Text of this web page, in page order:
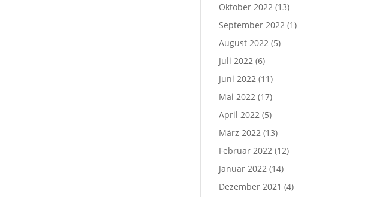
Oktober 2022 (13)
September 2022 (1)
August 2022 (5)
Juli 2022 (6)
Juni 2022 (11)
Mai 2022 (17)
April 2022 (5)
März 2022 (13)
Februar 2022 (12)
Januar 2022 (14)
Dezember 2021 (4)